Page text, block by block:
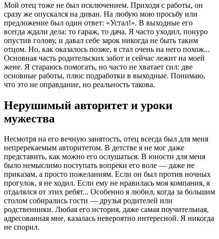
Мой отец тоже не был исключением. Приходя с работы, он
сразу же опускался на диван. На любую мою просьбу или
предложение был один ответ: «Устал!». В выходные его
всегда ждали дела: то гараж, то дача. Я часто уходил, понуро
опустив голову, и давал себе зарок никогда не быть таким
отцом. Но, как оказалось позже, я стал очень на него похож...
Основная часть родительских забот и сейчас лежит на моей
жене. Я стараюсь помогать, но часто не хватает сил: две
основные работы, плюс подработки в выходные. Понимаю,
что это не оправдание, но реальность такова.
Нерушимый авторитет и уроки
мужества
Несмотря на его вечную занятость, отец всегда был для меня
непререкаемым авторитетом. В детстве я не мог даже
представить, как можно его ослушаться. В юности для меня
было немыслимо поступать вопреки его воле — даже не
приказам, а просто пожеланиям. Если он был против ночных
прогулок, я не ходил. Если ему не нравилась моя компания, я
отдалялся от этих ребят... Особенно я любил, когда за большим
столом собирались гости — друзья родителей или
родственники. Любая его история, даже самая поучительная,
адресованная мне, казалась невероятно интересной. Я никогда
не спорил.